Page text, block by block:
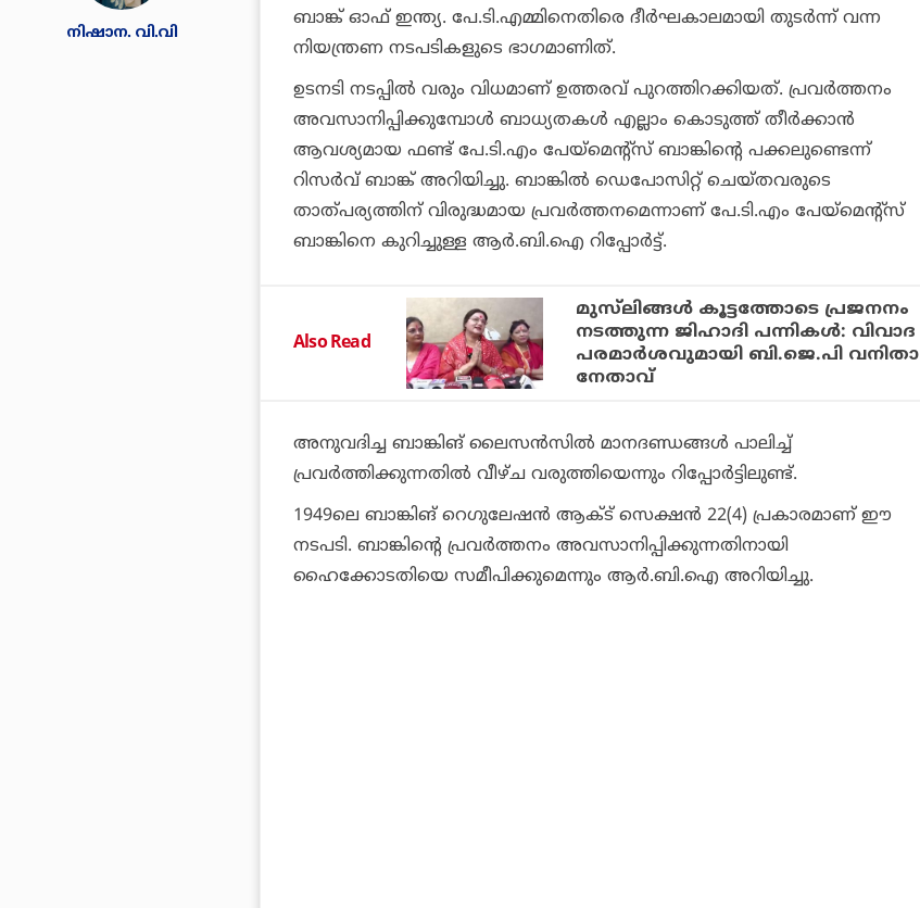
നിഷാന. വി.വി
ബാങ്ക് ഓഫ് ഇന്ത്യ. പേ.ടി.എമ്മിനെതിരെ ദീര്‍ഘകാലമായി തുടര്‍ന്ന് വന്ന
നിയന്ത്രണ നടപടികളുടെ ഭാഗമാണിത്.
ഉടനടി നടപ്പില്‍ വരും വിധമാണ് ഉത്തരവ് പുറത്തിറക്കിയത്. പ്രവര്‍ത്തനം
അവസാനിപ്പിക്കുമ്പോള്‍ ബാധ്യതകള്‍ എല്ലാം കൊടുത്ത് തീര്‍ക്കാന്‍
ആവശ്യമായ ഫണ്ട് പേ.ടി.എം പേയ്‌മെന്റ്‌സ് ബാങ്കിന്റെ പക്കലുണ്ടെന്ന്
റിസര്‍വ് ബാങ്ക് അറിയിച്ചു. ബാങ്കില്‍ ഡെപോസിറ്റ് ചെയ്തവരുടെ
താത്പര്യത്തിന് വിരുദ്ധമായ പ്രവര്‍ത്തനമെന്നാണ് പേ.ടി.എം പേയ്‌മെന്റ്‌സ്
ബാങ്കിനെ കുറിച്ചുള്ള ആര്‍.ബി.ഐ റിപ്പോര്‍ട്ട്.
Also Read
മുസ്‌ലിങ്ങള്‍ കൂട്ടത്തോടെ പ്രജനനം
നടത്തുന്ന ജിഹാദി പന്നികള്‍: വിവാദ
പരമാര്‍ശവുമായി ബി.ജെ.പി വനിതാ
നേതാവ്
അനുവദിച്ച ബാങ്കിങ് ലൈസന്‍സില്‍ മാനദണ്ഡങ്ങള്‍ പാലിച്ച്
പ്രവര്‍ത്തിക്കുന്നതില്‍ വീഴ്ച വരുത്തിയെന്നും റിപ്പോര്‍ട്ടിലുണ്ട്.
1949ലെ ബാങ്കിങ് റെഗുലേഷന്‍ ആക്ട് സെക്ഷന്‍ 22(4) പ്രകാരമാണ് ഈ
നടപടി. ബാങ്കിന്റെ പ്രവര്‍ത്തനം അവസാനിപ്പിക്കുന്നതിനായി
ഹൈക്കോടതിയെ സമീപിക്കുമെന്നും ആര്‍.ബി.ഐ അറിയിച്ചു.